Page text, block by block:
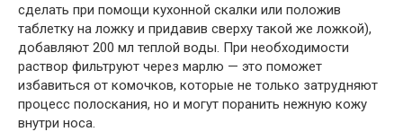
сделать при помощи кухонной скалки или положив
таблетку на ложку и придавив сверху такой же ложкой),
добавляют 200 мл теплой воды. При необходимости
раствор фильтруют через марлю — это поможет
избавиться от комочков, которые не только затрудняют
процесс полоскания, но и могут поранить нежную кожу
внутри носа.